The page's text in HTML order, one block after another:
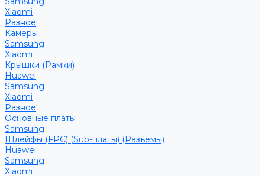
Xiaomi
Разное
Камеры
Samsung
Xiaomi
Крышки (Рамки)
Huawei
Samsung
Xiaomi
Разное
Основные платы
Samsung
Шлейфы (FPC) (Sub-платы) (Разъемы)
Huawei
Samsung
Xiaomi